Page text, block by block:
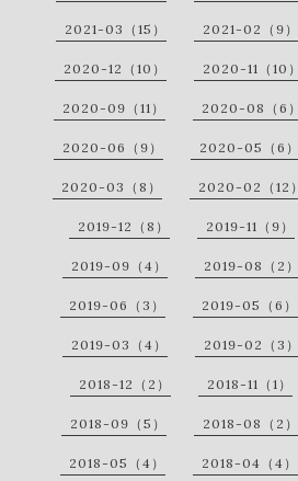
2021-03（15） 2021-02（9）
2020-12（10） 2020-11（10）
2020-09（11） 2020-08（6）
2020-06（9） 2020-05（6）
2020-03（8） 2020-02（12）
2019-12（8） 2019-11（9）
2019-09（4） 2019-08（2）
2019-06（3） 2019-05（6）
2019-03（4） 2019-02（3）
2018-12（2） 2018-11（1）
2018-09（5） 2018-08（2）
2018-05（4） 2018-04（4）